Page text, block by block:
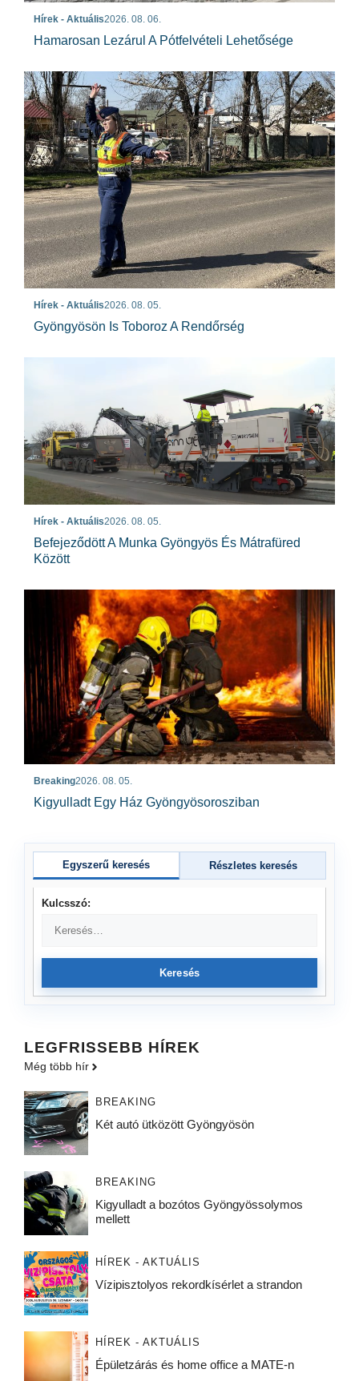
Hírek - Aktuális2026. 08. 06.
Hamarosan Lezárul A Pótfelvételi Lehetősége
Hírek - Aktuális2026. 08. 05.
Gyöngyösön Is Toboroz A Rendőrség
Hírek - Aktuális2026. 08. 05.
Befejeződött A Munka Gyöngyös És Mátrafüred
Között
Breaking2026. 08. 05.
Kigyulladt Egy Ház Gyöngyösorosziban
Egyszerű keresés Részletes keresés
Kulcsszó:
Keresés
LEGFRISSEBB HÍREK
Még több hír
BREAKING
Két autó ütközött Gyöngyösön
BREAKING
Kigyulladt a bozótos Gyöngyössolymos
mellett
HÍREK - AKTUÁLIS
Vízipisztolyos rekordkísérlet a strandon
HÍREK - AKTUÁLIS
Épületzárás és home office a MATE-n